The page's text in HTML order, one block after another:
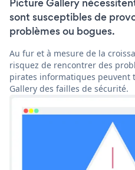
sont susceptibles de
problèmes ou bogues.
Au fur et à mesure de la
risquez de rencontrer des
pirates informatiques peuvent
Gallery des failles de sécurité.